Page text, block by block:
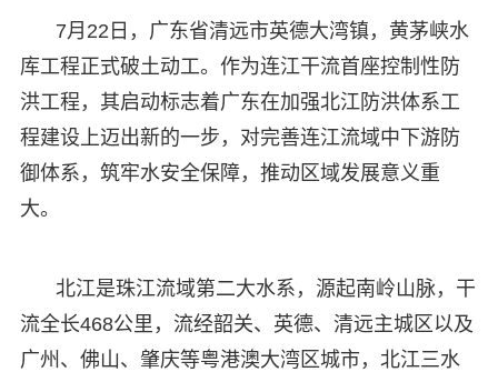
7月22日，广东省清远市英德大湾镇，黄茅峡水
库工程正式破土动工。作为连江干流首座控制性防
洪工程，其启动标志着广东在加强北江防洪体系工
程建设上迈出新的一步，对完善连江流域中下游防
御体系，筑牢水安全保障，推动区域发展意义重
大。
北江是珠江流域第二大水系，源起南岭山脉，干
流全长468公里，流经韶关、英德、清远主城区以及
广州、佛山、肇庆等粤港澳大湾区城市，北江三水